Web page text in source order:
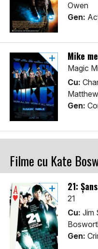
Owen
Gen:
Mike
Magic
Cu:
Gen:
Filme cu Kate
21:
21
Cu: Jim
Gen: